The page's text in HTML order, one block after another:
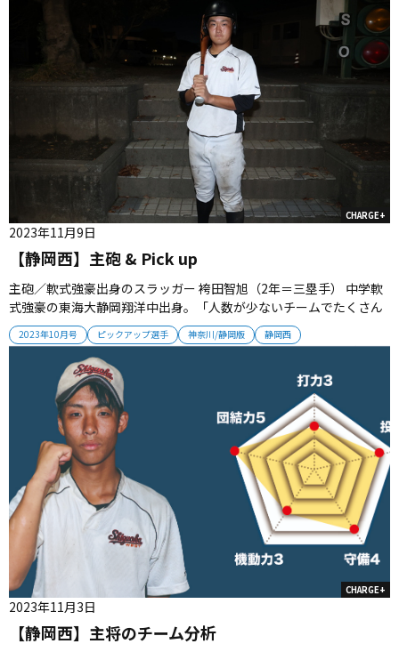
CHARGE+
2023年10月号 ピックアップ選手 神奈川/静岡版 静岡西
【静岡西】主砲 & Pick up
2023年11月9日
主砲／軟式強豪出身のスラッガー 袴田智旭（2年＝三塁手） 中学軟
式強豪の東海大静岡翔洋中出身。「人数が少ないチームでたくさん
試合に出たかった」と静岡西に入学した。パワフルな打撃が魅力で
ライナー性の強い打球は群を抜く。2歳上の兄・航旭さんは、静岡の
中心選手として活躍。現在は愛知工業大でプレーする兄からアドバ
イスをもらいな...
CHARGE+
【静岡西】主将のチーム分析
2023年11月3日